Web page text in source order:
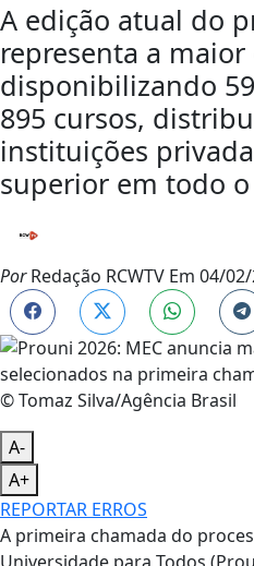
A edição atual do
representa a
disponibilizando
895 cursos,
instituições
superior em todo o
PorRedação RCWTV Em 04/
© Tomaz Silva/Agência Brasil
A-
A+
REPORTAR ERROS
A primeira chamada do